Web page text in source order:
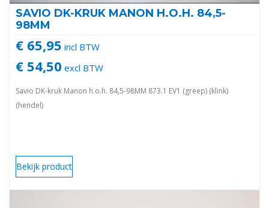
SAVIO DK-KRUK MANON H.O.H. 84,5-
98MM
€ 65,95 incl BTW
€ 54,50 excl BTW
Savio DK-kruk Manon h.o.h. 84,5-98MM 873.1 EV1 (greep) (klink)
(hendel)
Bekijk product